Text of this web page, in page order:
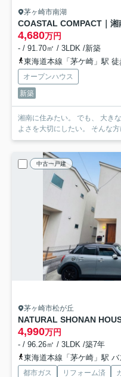
茅ヶ崎市南湖
COASTAL COMPACT｜
4,680万円
- / 91.70㎡ / 3LDK /新築
東海道本線「茅ケ崎」駅 徒
オープンハウス
新築
湘南に住みたい。 でも、 大きな家や豪華さより、 自分たちらしい心地
よさを大切に
中古一戸建
茅ヶ崎市松が丘
4,990万円
- / 96.26㎡ / 3LDK /築7年
東海道本線「茅ケ崎」駅 バス7分
都市ガス リフォーム済